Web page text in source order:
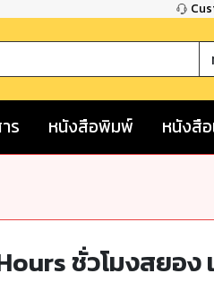
ร หนังสือพิมพ์ หนังสื
ชั่วโมงสยอง